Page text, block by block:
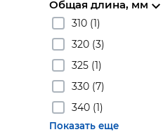
Общая длина, мм
310 (1)
320 (3)
325 (1)
330 (7)
340 (1)
Показать еще